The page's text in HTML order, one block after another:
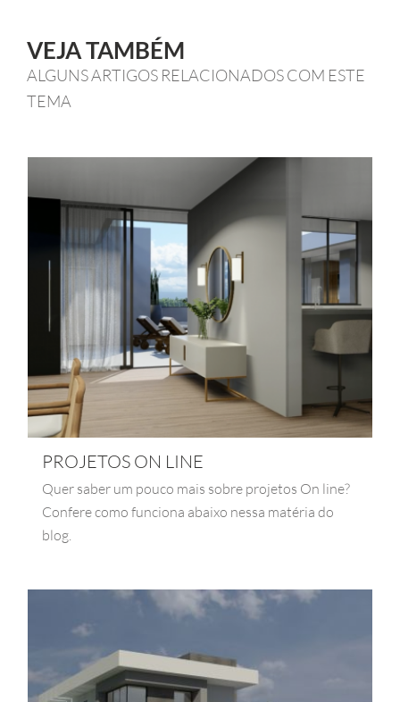
VEJA TAMBÉM
ALGUNS ARTIGOS RELACIONADOS COM ESTE
TEMA
PROJETOS ON LINE
Quer saber um pouco mais sobre projetos On line?
Confere como funciona abaixo nessa matéria do
blog.